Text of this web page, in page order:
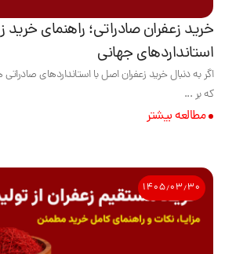
خرید زعفران صادراتی؛ راهنمای خرید
استانداردهای جهانی
اگر به دنبال خرید زعفران اصل با استانداردهای
که بر ...
مطالعه بیشتر
۱۴۰۵٫۰۳٫۳۰